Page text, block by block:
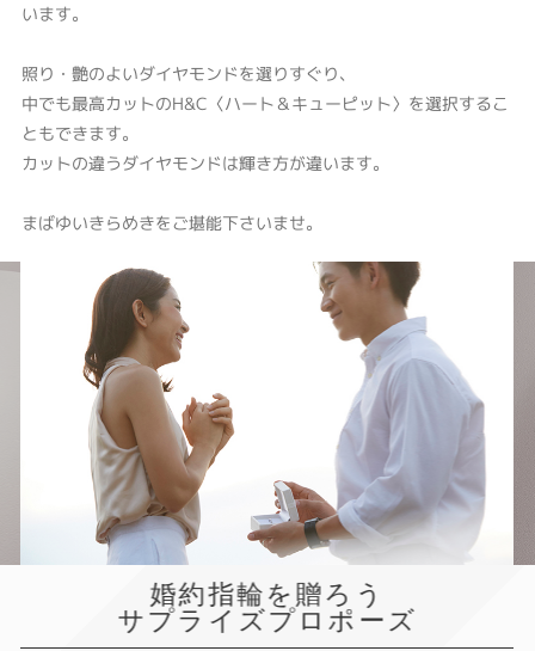
います。
照り・艶のよいダイヤモンドを選りすぐり、
中でも最高カットのH&C〈ハート＆キューピット〉を選択するこ
ともできます。
カットの違うダイヤモンドは輝き方が違います。
まばゆいきらめきをご堪能下さいませ。
婚約指輪を贈ろう
サプライズプロポーズ